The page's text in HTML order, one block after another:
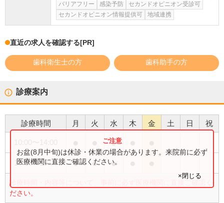
バリアフリー
感染予防
セカンドオピニオン受診可
セカンドオピニオン情報提供可
地域連携
直近の求人を確認する[PR]
歯科衛生士の方 歯科助手の方
診療案内
診療時間 月 火 水 木 金 土 日 祝
●
15:00〜19:00 ● ● ●
診療時間・内容等について、事前に必ず医療機関に直接ご確認く
ださい。
お盆(8月中旬)は休診・休業の場合があります。来院前に必ず
医療機関に直接ご確認ください。
×閉じる